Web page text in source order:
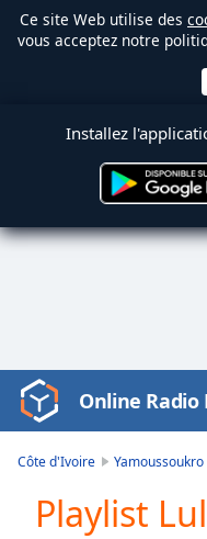
Ce site Web utilise des
vous acceptez notre
Installez
Video
Player
Video
Online Radio
Côte d'Ivoire Yamoussoukro
Playlist